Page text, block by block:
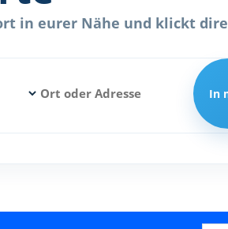
in eurer Nähe und klickt
In